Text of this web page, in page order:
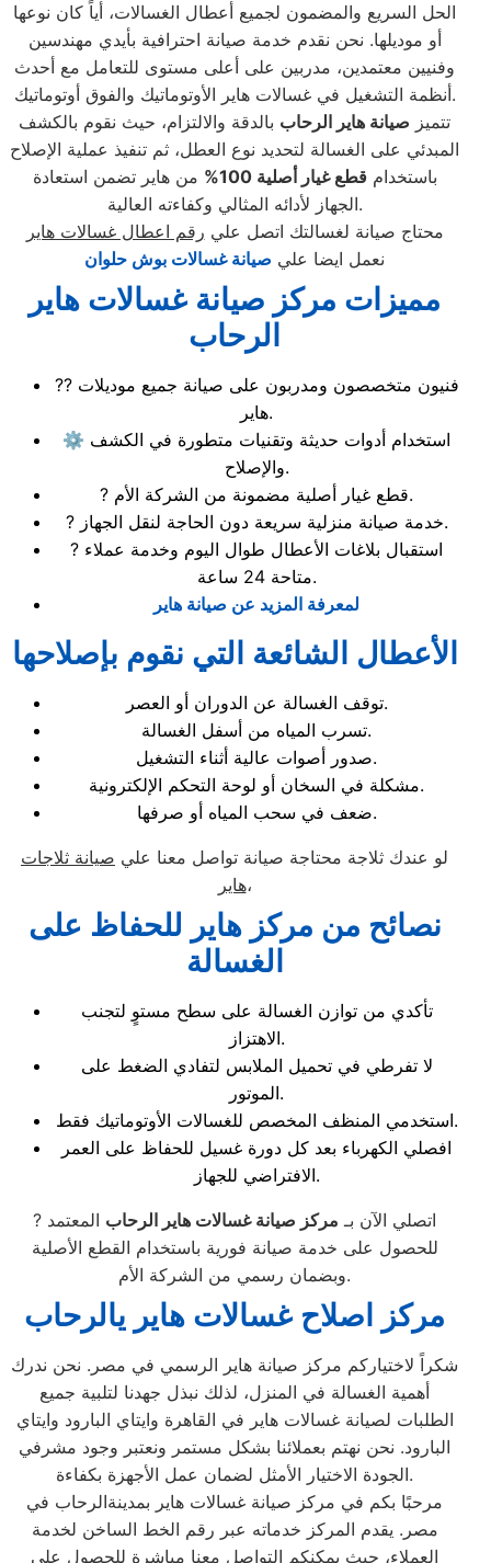
الحل السريع والمضمون لجميع أعطال الغسالات، أياً كان نوعها
أو موديلها. نحن نقدم خدمة صيانة احترافية بأيدي مهندسين
وفنيين معتمدين، مدربين على أعلى مستوى للتعامل مع أحدث
أنظمة التشغيل في غسالات هاير الأوتوماتيك والفوق أوتوماتيك.
تتميز صيانة هاير الرحاب بالدقة والالتزام، حيث نقوم بالكشف
المبدئي على الغسالة لتحديد نوع العطل، ثم تنفيذ عملية الإصلاح
باستخدامقطع غيار أصلية 100 % من هاير تضمن استعادة
الجهاز لأدائه المثالي وكفاءته العالية.
محتاج صيانة لغسالتك اتصل علي رقم اعطال غسالات هاير
نعمل ايضا علي صيانة غسالات بوش حلوان
مميزات مركز صيانة غسالات هاير
الرحاب
?‍? فنيون متخصصون ومدربون على صيانة جميع موديلات
هاير.
⚙️ استخدام أدوات حديثة وتقنيات متطورة في الكشف
والإصلاح.
? قطع غيار أصلية مضمونة من الشركة الأم.
? خدمة صيانة منزلية سريعة دون الحاجة لنقل الجهاز.
? استقبال بلاغات الأعطال طوال اليوم وخدمة عملاء
متاحة 24 ساعة.
لمعرفة المزيد عن صيانة هاير
الأعطال الشائعة التي نقوم بإصلاحها
توقف الغسالة عن الدوران أو العصر.
تسرب المياه من أسفل الغسالة.
صدور أصوات عالية أثناء التشغيل.
مشكلة في السخان أو لوحة التحكم الإلكترونية.
ضعف في سحب المياه أو صرفها.
لو عندك ثلاجة محتاجة صيانة تواصل معنا علي صيانة ثلاجات
هاير،
نصائح من مركز هاير للحفاظ على
الغسالة
تأكدي من توازن الغسالة على سطح مستوٍ لتجنب
الاهتزاز.
لا تفرطي في تحميل الملابس لتفادي الضغط على
الموتور.
استخدمي المنظف المخصص للغسالات الأوتوماتيك فقط.
افصلي الكهرباء بعد كل دورة غسيل للحفاظ على العمر
الافتراضي للجهاز.
? اتصلي الآن بـ مركز صيانة غسالات هاير الرحاب المعتمد
للحصول على خدمة صيانة فورية باستخدام القطع الأصلية
وبضمان رسمي من الشركة الأم.
مركز اصلاح غسالات هاير يالرحاب
شكراً لاختياركم مركز صيانة هاير الرسمي في مصر. نحن ندرك
أهمية الغسالة في المنزل، لذلك نبذل جهدنا لتلبية جميع
الطلبات لصيانة غسالات هاير في القاهرة وايتاي البارود وايتاي
البارود. نحن نهتم بعملائنا بشكل مستمر ونعتبر وجود مشرفي
الجودة الاختيار الأمثل لضمان عمل الأجهزة بكفاءة.
مرحبًا بكم في مركز صيانة غسالات هاير بمدينةالرحاب في
مصر. يقدم المركز خدماته عبر رقم الخط الساخن لخدمة
العملاء، حيث يمكنكم التواصل معنا مباشرة للحصول على